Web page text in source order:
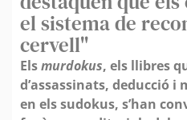
el sistema de
cervell"
Elsmurdokus, els llibres
d’assassinats, deducció i
en els sudokus, s’han